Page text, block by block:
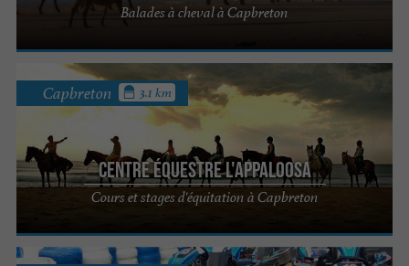
Balades à cheval à Capbreton
Centre Équestre L'Appaloosa
Cours et stages d'équitation à Capbreton
Capbreton 3.1 km